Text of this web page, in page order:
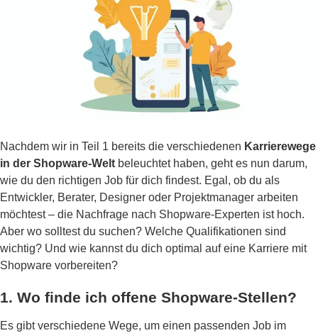
Nachdem wir in Teil 1 bereits die verschiedenen Karrierewege
in der Shopware-Welt beleuchtet haben, geht es nun darum,
wie du den richtigen Job für dich findest. Egal, ob du als
Entwickler, Berater, Designer oder Projektmanager arbeiten
möchtest – die Nachfrage nach Shopware-Experten ist hoch.
Aber wo solltest du suchen? Welche Qualifikationen sind
wichtig? Und wie kannst du dich optimal auf eine Karriere mit
Shopware vorbereiten?
1. Wo finde ich offene Shopware-Stellen?
Es gibt verschiedene Wege, um einen passenden Job im